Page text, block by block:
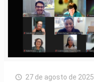
27 de agosto de 2025